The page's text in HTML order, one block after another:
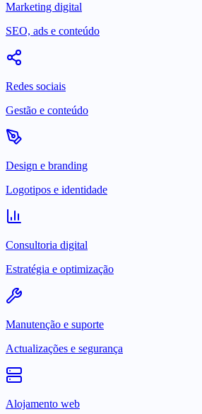
Marketing digital
SEO, ads e conteúdo
Redes sociais
Gestão e conteúdo
Design e branding
Logotipos e identidade
Consultoria digital
Estratégia e optimização
Manutenção e suporte
Actualizações e segurança
Alojamento web